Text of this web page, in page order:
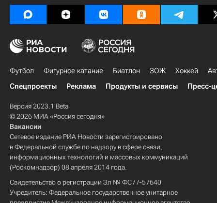
Футбол Фигурное катание Биатлон ЗОЖ Хоккей
Спецпроекты
Реклама Продукты и сервисы Пресс-
Версия 2023.1 Beta
© 2026 МИА «Россия сегодня»
Вакансии
Сетевое издание РИА Новости зарегистрировано
в Федеральной службе по надзору в сфере связи,
информационных технологий и массовых коммуникаций
(Роскомнадзор) 08 апреля 2014 года.
Свидетельство о регистрации Эл № ФС77-57640
Учредитель: Федеральное государственное унитарное